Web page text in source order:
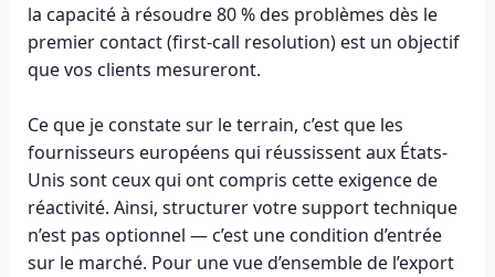
la capacité à résoudre 80 % des problèmes dès le
premier contact (first-call resolution) est un objectif
que vos clients mesureront.
Ce que je constate sur le terrain, c’est que les
fournisseurs européens qui réussissent aux États-
Unis sont ceux qui ont compris cette exigence de
réactivité. Ainsi, structurer votre support technique
n’est pas optionnel — c’est une condition d’entrée
sur le marché. Pour une vue d’ensemble de l’export